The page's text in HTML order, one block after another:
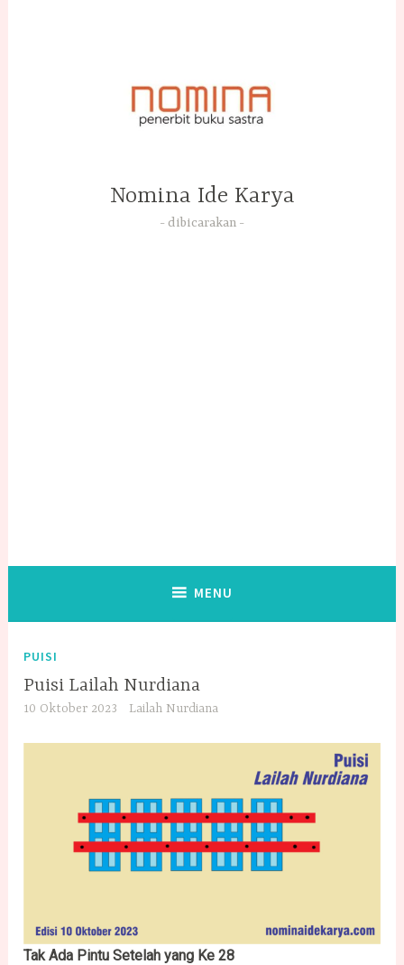
Nomina Ide Karya
dibicarakan
MENU
PUISI
Puisi Lailah Nurdiana
10 Oktober 2023 Lailah Nurdiana
Tak Ada Pintu Setelah yang Ke 28